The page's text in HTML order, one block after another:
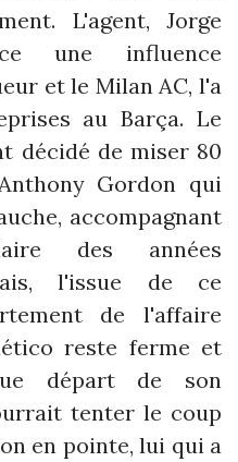
L'agent, Jorge
une influence
et le Milan AC, l'a
au Barça. Le
décidé de miser 80
Gordon qui
accompagnant
des années
l'issue de ce
de l'affaire
reste ferme et
départ de son
tenter le coup
en pointe, lui qui a